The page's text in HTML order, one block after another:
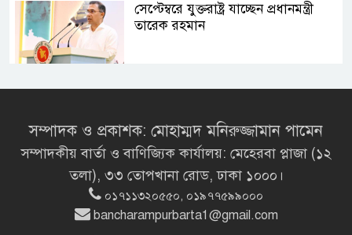
সেপ্টেম্বরে যুক্তরাষ্ট্র যাচ্ছেন প্রধানমন্ত্রী
তারেক রহমান
প্রধানমন্ত্রীর সঙ্গে খুদে শিল্পী অনুশ্রীর
খালপাড় রক্ষায় বিন্না ঘাসের ব্যবহার
নিয়ে সেমিনার অনুষ্ঠিত
সম্পাদক ও প্রকাশক: মোহাম্মদ মনিরুজ্জামান পামেন
সম্পাদকীয় বার্তা ও বাণিজ্যিক কার্যালয়: মেহেরবা প্লাজা (১২
তলা), ৩৩ তোপখানা রোড, ঢাকা ১০০০।
০১৭১১৩২০৫৫০, ০১৯৭৭৫৯৯০০০
bancharampurbarta1@gmail.com